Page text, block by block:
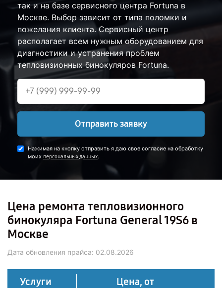
так и на базе сервисного центра Fortuna в
Москве. Выбор зависит от типа поломки и
пожелания клиента. Сервисный центр
располагает всем нужным оборудованием для
диагностики и устранения проблем
тепловизионных бинокуляров Fortuna.
Отправить заявку
Нажимая на кнопку отправить я даю свое согласие на обработку
моих персональных данных.
Цена ремонта тепловизионного
бинокуляра Fortuna General 19S6 в
Москве
Дата обновления прайса: 02.08.2026
Услуги Цена, от